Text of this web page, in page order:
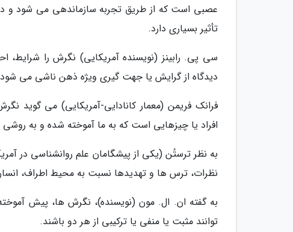
عصبی است که از طریق تجربه سازماندهی می شود و
تأثیر بسیاری دارد.
سی پی. رابینز (نویسنده آمریکایی) نگرش را
دیدگاه از گرایش یا جهت گیری ویژه ذهن ناشی می
فرانک فریمن (معمار کانادایی-آمریکایی) می گوید
افراد یا چیزهایی است که به ما آموخته شده و به
به نظر ترستُن (یکی از پیشگامان علم روانشناسی در
نظرات، ترس ها و تهدیدها نسبت به محیط اطراف،
به گفته ان. ال. مون (نویسنده)، نگرش ها، پیش
توانند مثبت یا منفی یا ترکیبی از هر دو باشند.